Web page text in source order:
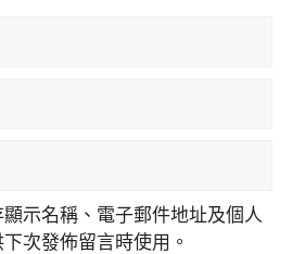
示名稱、電子郵件地址及個人
次發佈留言時使用。